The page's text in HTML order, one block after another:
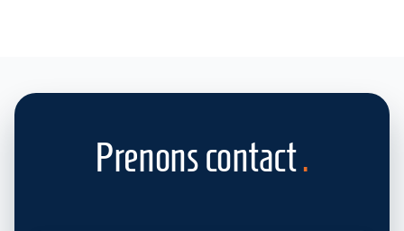
Prenons contact.